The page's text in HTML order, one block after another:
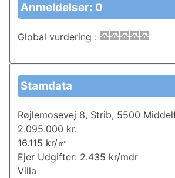
Anmeldelser: 0
Global vurdering :
Stamdata
Røjlemosevej 8, Strib, 5500
2.095.000 kr.
16.115 kr/㎡
Ejer Udgifter: 2.435 kr/mdr
Villa